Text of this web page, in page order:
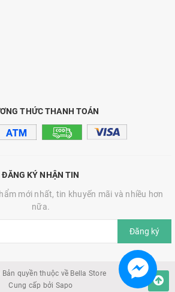
THỨC THANH TOÁN
ĐĂNG KÝ NHẬN TIN
mới nhất, tin khuyến mãi và nhiều hơn
nữa.
Đăng ký
quyền thuộc về Bella Store
Cung cấp bởi Sapo